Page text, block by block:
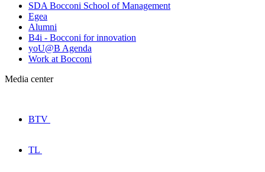
SDA Bocconi School of Management
Egea
Alumni
B4i - Bocconi for innovation
yoU@B Agenda
Work at Bocconi
Media center
BTV
TL